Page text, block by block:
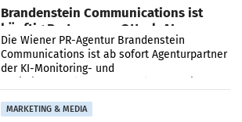
Brandenstein Communications ist
künftig Partner von OtterlyAI
Die Wiener PR-Agentur Brandenstein
Communications ist ab sofort Agenturpartner
der KI-Monitoring- und
MARKETING & MEDIA